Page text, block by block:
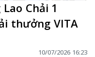
Chải 1
thưởng VITA
10/07/2026 16:23